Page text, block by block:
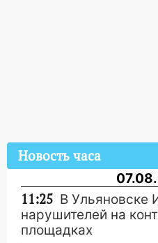
Новость часа
11:25 В Ульяновске
нарушителей на
площадках